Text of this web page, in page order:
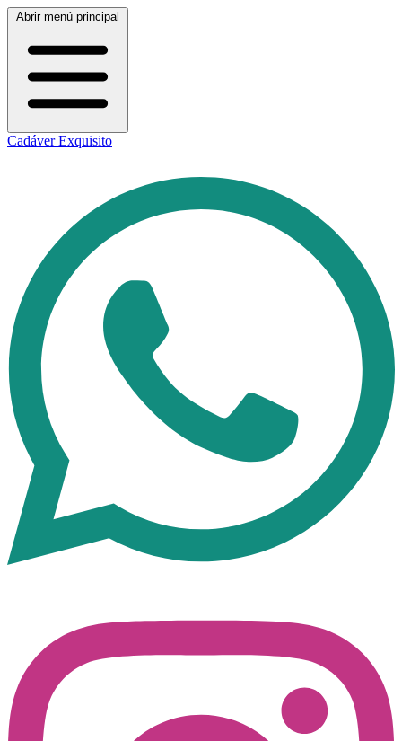
Abrir menú principal
Cadáver Exquisito